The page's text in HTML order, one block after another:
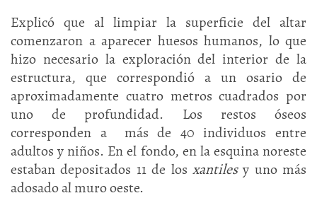
Explicó que al limpiar la superficie del altar
comenzaron a aparecer huesos humanos, lo que
hizo necesario la exploración del interior de la
estructura, que correspondió a un osario de
aproximadamente cuatro metros cuadrados por
uno de profundidad. Los restos óseos
corresponden a más de 40 individuos entre
adultos y niños. En el fondo, en la esquina noreste
estaban depositados 11 de los xantilesy uno más
adosado al muro oeste.